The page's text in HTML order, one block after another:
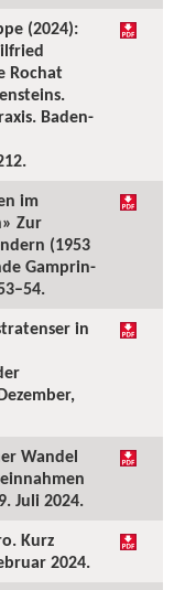
(2024):
Rochat
Baden-
im
Zur
(1953
Gamprin-
in
Wandel
Juli 2024.
Kurz
2024.